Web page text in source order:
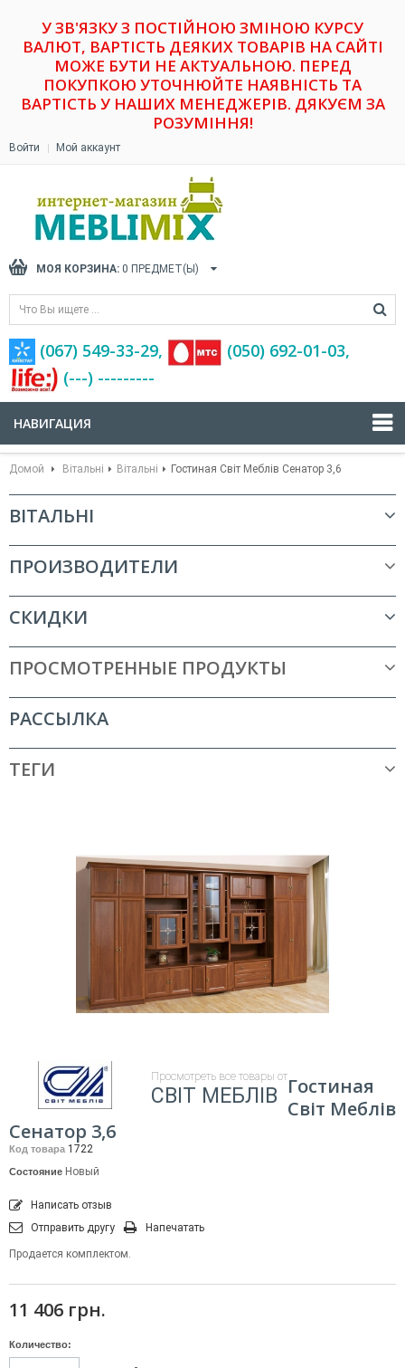
У ЗВ'ЯЗКУ З ПОСТІЙНОЮ ЗМІНОЮ КУРСУ
ВАЛЮТ, ВАРТІСТЬ ДЕЯКИХ ТОВАРІВ НА САЙТІ
МОЖЕ БУТИ НЕ АКТУАЛЬНОЮ. ПЕРЕД
ПОКУПКОЮ УТОЧНЮЙТЕ НАЯВНІСТЬ ТА
ВАРТІСТЬ У НАШИХ МЕНЕДЖЕРІВ. ДЯКУЄМ ЗА
РОЗУМІННЯ!
Войти Мой аккаунт
МОЯ КОРЗИНА: 0 ПРЕДМЕТ(Ы)
(067) 549-33-29,
(‎050) 692-01-03,
(---) ---------
НАВИГАЦИЯ
Домой Вітальні Вітальні Гостиная Світ Меблів Сенатор 3,6
ВІТАЛЬНІ
ПРОИЗВОДИТЕЛИ
СКИДКИ
ПРОСМОТРЕННЫЕ ПРОДУКТЫ
РАССЫЛКА
ТЕГИ
Просмотреть все товары от
СВІТ МЕБЛІВ Гостиная
Світ Меблів
Сенатор 3,6
Код товара 1722
Состояние Новый
Написать отзыв
Отправить другу
Напечатать
Продается комплектом.
11 406 грн.
Количество: